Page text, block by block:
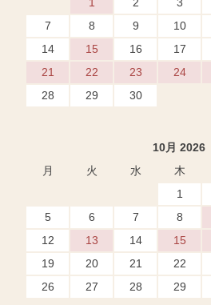
1
2 3
7
8 9 10
14
15 16 17
21
22 23 24
28
29 30
10月 2026
月
火 水 木
1
5
6 7 8
12
13 14 15
19
20 21 22
26
27 28 29